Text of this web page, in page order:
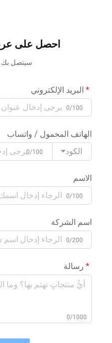
احصل على
سيتصل بك
البريد الإلكتروني
0/100
الهاتف المحمول / واتساب
الكود
0/100
الاسم
0/100
اسم الشركة
0/200
رسالة
0/1000